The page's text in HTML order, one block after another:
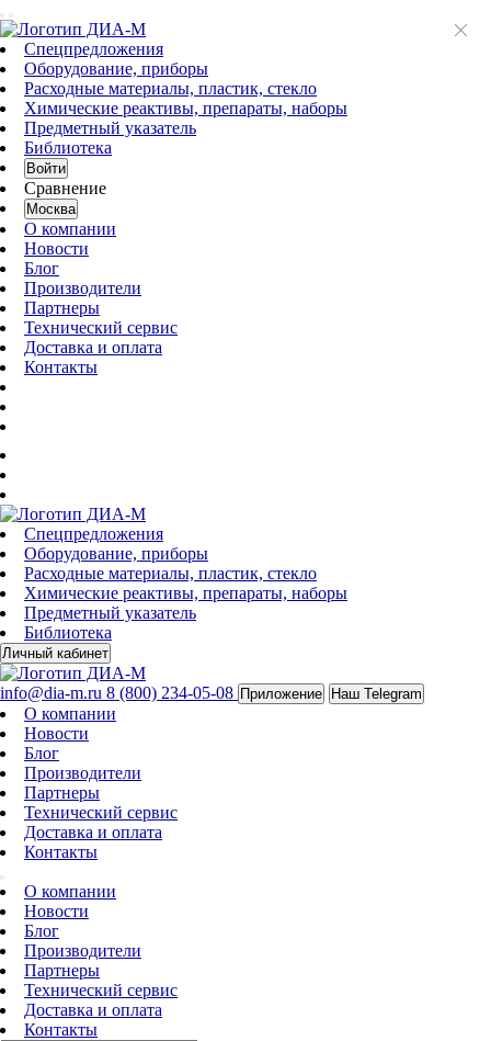
Спецпредложения
Оборудование, приборы
Расходные материалы, пластик, стекло
Химические реактивы, препараты, наборы
Предметный указатель
Библиотека
Войти
Сравнение
Москва
О компании
Новости
Блог
Производители
Партнеры
Технический сервис
Доставка и оплата
Контакты
Спецпредложения
Оборудование, приборы
Расходные материалы, пластик, стекло
Химические реактивы, препараты, наборы
Предметный указатель
Библиотека
Личный кабинет
info@dia-m.ru 8 (800) 234-05-08 Приложение Наш Telegram
О компании
Новости
Блог
Производители
Партнеры
Технический сервис
Доставка и оплата
Контакты
О компании
Новости
Блог
Производители
Партнеры
Технический сервис
Доставка и оплата
Контакты